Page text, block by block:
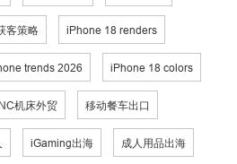
客策略 iPhone 18 renders
trends 2026 iPhone 18 colors
机床外贸 移动餐车出口
iGaming出海 成人用品出海